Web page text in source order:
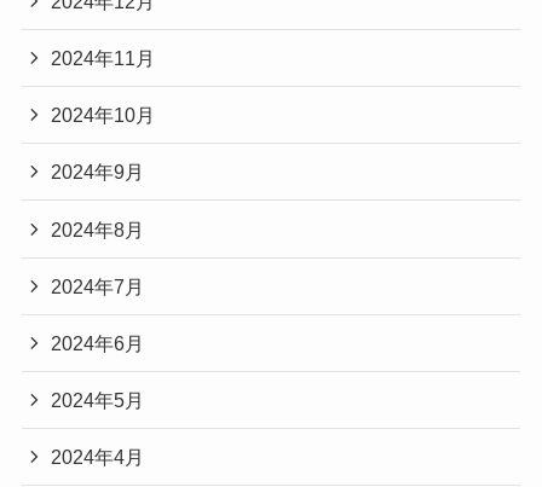
2024年11月
2024年10月
2024年9月
2024年8月
2024年7月
2024年6月
2024年5月
2024年4月